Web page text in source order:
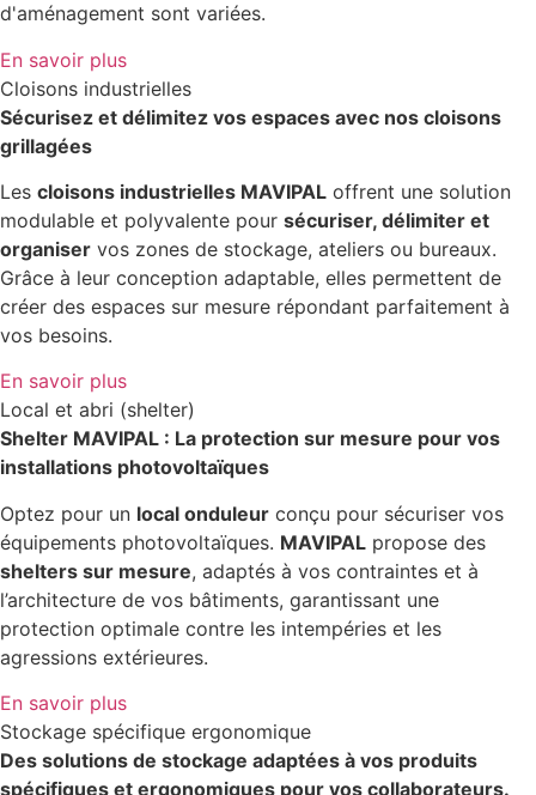
d'aménagement sont variées.
En savoir plus
Cloisons industrielles
Sécurisez et délimitez vos espaces avec nos cloisons
grillagées
Les cloisons industrielles MAVIPAL offrent une solution
modulable et polyvalente pour sécuriser, délimiter et
organiser vos zones de stockage, ateliers ou bureaux.
Grâce à leur conception adaptable, elles permettent de
créer des espaces sur mesure répondant parfaitement à
vos besoins.
En savoir plus
Local et abri (shelter)
Shelter MAVIPAL : La protection sur mesure pour vos
installations photovoltaïques
Optez pour un local onduleur conçu pour sécuriser vos
équipements photovoltaïques. MAVIPAL propose des
shelters sur mesure, adaptés à vos contraintes et à
l’architecture de vos bâtiments, garantissant une
protection optimale contre les intempéries et les
agressions extérieures.
En savoir plus
Stockage spécifique ergonomique
Des solutions de stockage adaptées à vos produits
spécifiques et ergonomiques pour vos collaborateurs.